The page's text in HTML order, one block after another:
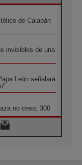
de Calapán
invisibles de una
León señalará
no cesa: 300
mundo, solo la